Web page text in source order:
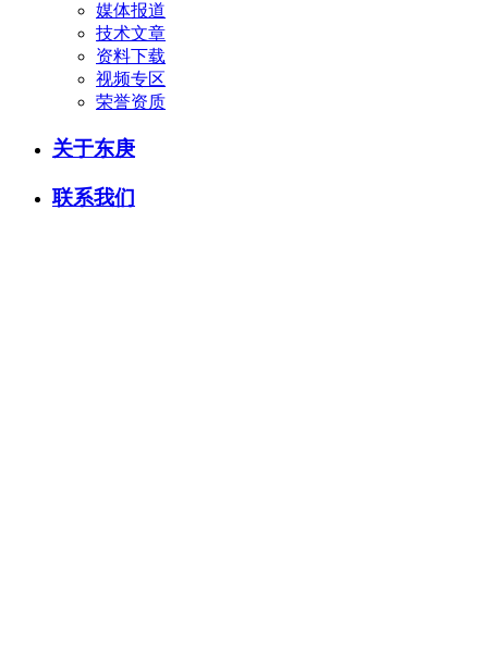
媒体报道
技术文章
资料下载
视频专区
荣誉资质
关于东庚
联系我们